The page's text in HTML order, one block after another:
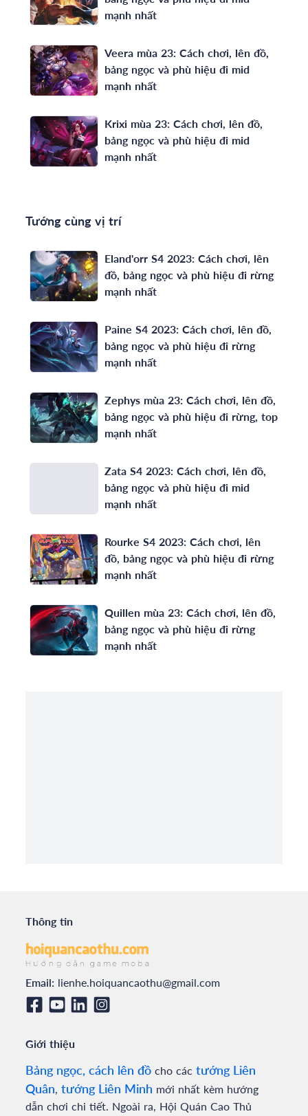
mạnh nhất
Veera mùa 23: Cách chơi, lên đồ,
bảng ngọc và phù hiệu đi mid
mạnh nhất
Krixi mùa 23: Cách chơi, lên đồ,
bảng ngọc và phù hiệu đi mid
mạnh nhất
Tướng cùng vị trí
Eland'orr S4 2023: Cách chơi, lên
đồ, bảng ngọc và phù hiệu đi rừng
mạnh nhất
Paine S4 2023: Cách chơi, lên đồ,
bảng ngọc và phù hiệu đi rừng
mạnh nhất
Zephys mùa 23: Cách chơi, lên đồ,
bảng ngọc và phù hiệu đi rừng, top
mạnh nhất
Zata S4 2023: Cách chơi, lên đồ,
bảng ngọc và phù hiệu đi mid
mạnh nhất
Rourke S4 2023: Cách chơi, lên
đồ, bảng ngọc và phù hiệu đi rừng
mạnh nhất
Quillen mùa 23: Cách chơi, lên đồ,
bảng ngọc và phù hiệu đi rừng
mạnh nhất
Thông tin
Email: lienhe.hoiquancaothu@gmail.com
Giới thiệu
Bảng ngọc, cách lên đồ cho các tướng Liên
Quân, tướng Liên Minh mới nhất kèm hướng
dẫn chơi chi tiết. Ngoài ra, Hội Quán Cao Thủ